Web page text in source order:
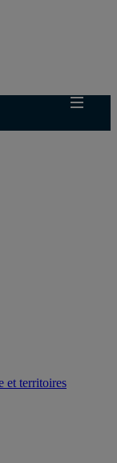
et territoires